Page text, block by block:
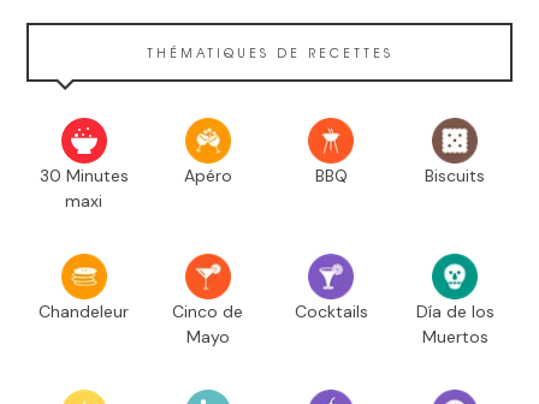
THÉMATIQUES DE RECETTES
30 Minutes
maxi
Apéro BBQ Biscuits
Chandeleur
Cinco de
Mayo
Cocktails
Día de los
Muertos